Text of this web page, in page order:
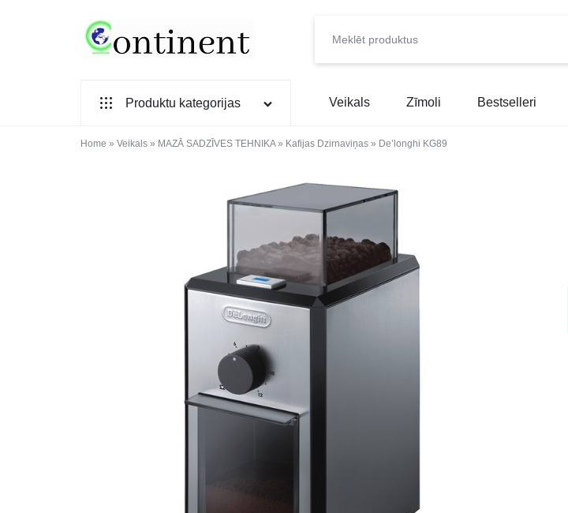
PREČU
INTERNETVEIKALS
Produktu kategorijas
SADZĪVES TEHNIKA
DATORTEHNIKA, PRECES
Veikals Zīmoli Bestselleri
Home » Veikals » MAZĀ SADZĪVES TEHNIKA» Kafijas Dzirnaviņas » De’longhi KG89